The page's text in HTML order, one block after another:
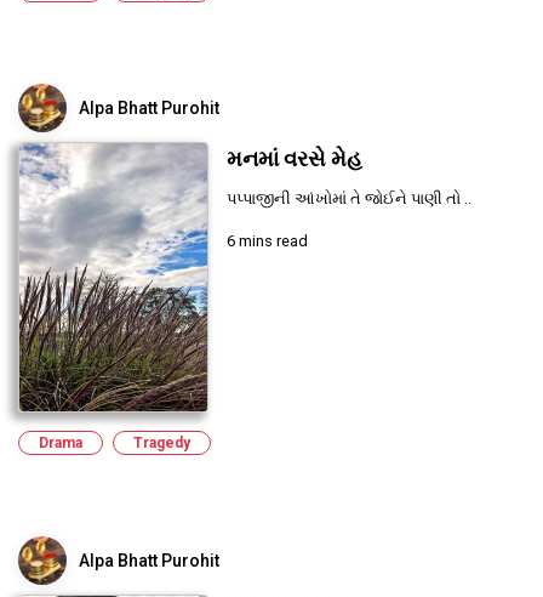
Alpa Bhatt Purohit
મનમાં વરસે મેહ
પપ્પાજીની આંખોમાં તે જોઈને પાણી તો ..
6 mins read
Drama Tragedy
Alpa Bhatt Purohit